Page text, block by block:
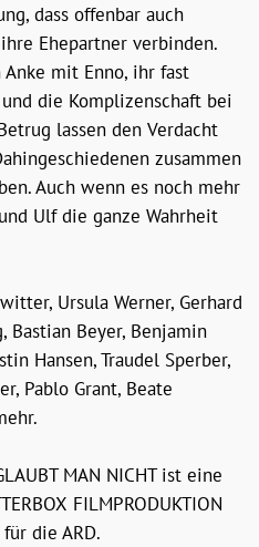
dass offenbar auch
Ehepartner verbinden.
mit Enno, ihr fast
die Komplizenschaft bei
lassen den Verdacht
zusammen
Auch wenn es noch mehr
Ulf die ganze Wahrheit
Ursula Werner, Gerhard
Bastian Beyer, Benjamin
Hansen, Traudel Sperber,
Pablo Grant, Beate
MAN NICHT ist eine
FILMPRODUKTION
die ARD.